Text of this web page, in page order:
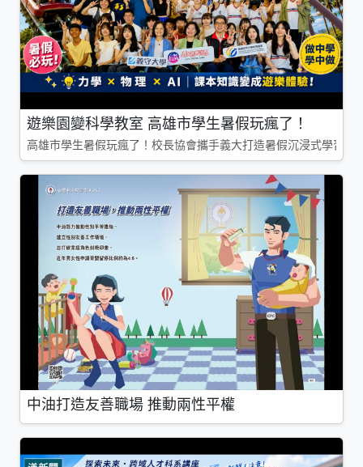
遊樂園變科學教室 高雄市學生暑假玩瘋了！
高雄市學生暑假玩瘋了！校長協會攜手義大打造暑假沉浸式學習基
中油打造友善職場 推動兩性平權